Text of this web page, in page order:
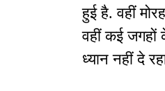
हुई है. वहीं
वहीं कई जगहों
ध्यान नहीं दे